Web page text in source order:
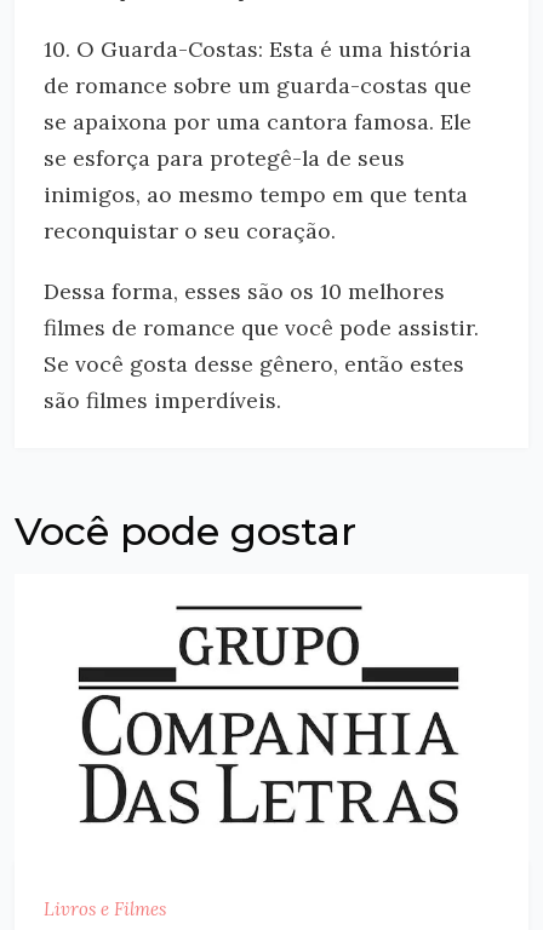
10. O Guarda-Costas: Esta é uma história
de romance sobre um guarda-costas que
se apaixona por uma cantora famosa. Ele
se esforça para protegê-la de seus
inimigos, ao mesmo tempo em que tenta
reconquistar o seu coração.
Dessa forma, esses são os 10 melhores
filmes de romance que você pode assistir.
Se você gosta desse gênero, então estes
são filmes imperdíveis.
Você pode gostar
Livros e Filmes